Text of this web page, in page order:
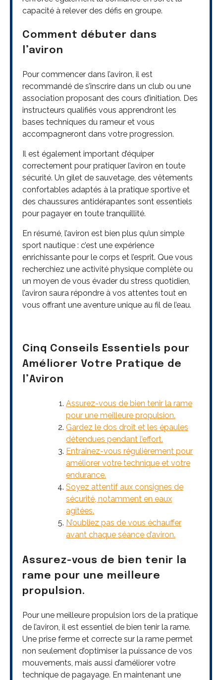
capacité à relever des défis en groupe.
Comment débuter dans
l’aviron
Pour commencer dans l’aviron, il est
recommandé de s’inscrire dans un club ou une
association proposant des cours d’initiation. Des
instructeurs qualifiés vous apprendront les
bases techniques du rameur et vous
accompagneront dans votre progression.
Il est également important d’équiper
correctement pour pratiquer l’aviron en toute
sécurité. Un gilet de sauvetage, des vêtements
confortables adaptés à la pratique sportive et
des chaussures antidérapantes sont essentiels
pour pagayer en toute tranquillité.
En résumé, l’aviron est bien plus qu’un simple
sport nautique : c’est une expérience
enrichissante pour le corps et l’esprit. Que vous
recherchiez une activité physique complète ou
un moyen de vous évader du stress quotidien,
l’aviron saura répondre à vos attentes tout en
vous offrant une aventure unique au fil de l’eau.
Cinq Conseils Essentiels pour
Améliorer Votre Pratique de
l’Aviron
Assurez-vous de bien tenir la rame
pour une meilleure propulsion.
Gardez le dos droit et les épaules
détendues pendant l’effort.
Entraînez-vous régulièrement pour
améliorer votre technique et votre
endurance.
Soyez attentif aux consignes de
sécurité, notamment en eaux
agitées.
N’oubliez pas de vous échauffer
avant chaque séance d’aviron.
Assurez-vous de bien tenir la
rame pour une meilleure
propulsion.
Pour une meilleure propulsion lors de la pratique
de l’aviron, il est essentiel de bien tenir la rame.
Une prise ferme et correcte sur la rame permet
non seulement d’optimiser la puissance de vos
mouvements, mais aussi d’améliorer votre
technique de pagayage. En maintenant une